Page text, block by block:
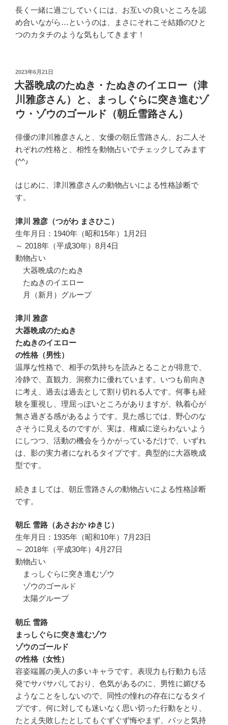
長く一緒に過ごしていくには、お互いの良いところを認
め合いながら…というのは、まさにそれこそ結婚のひと
つのカタチのような気もしてきます！
投
稿
日:
2023年6月21日
大器晩成のたぬき・たぬきのイエロー（津
川雅彦さん）と、まっしぐらに突き進むゾ
ウ・ゾウのゴールド（朝丘雪路さん）
俳優の津川雅彦さんと、女優の朝丘雪路さん、お二人そ
れぞれの性格と、相性を動物占いでチェックしてみます
(^^♪
はじめに、津川雅彦さんの動物占いによる性格診断で
す。
津川 雅彦（つがわ まさひこ）
生年月日：1940年（昭和15年）1月2日
～ 2018年（平成30年）8月4日
動物占い
大器晩成のたぬき
たぬきのイエロー
月（新月）グループ
津川 雅彦
大器晩成のたぬき
たぬきのイエロー
の性格（男性）
温厚な性格で、相手の気持ちを読みとることが得意で、
冷静で、直観力、洞察力に優れています。いつも前向き
に考え、過去は過去として割り切れる人です。何事も経
験を重視し、理屈っぽいところがありますが、執着心が
無さ過ぎる感があるようです。見た感じでは、野心のな
さそうに見えるのですが、実は、権威に逆らわないよう
にしつつ、活動の機会をうかがっているだけで、いずれ
は、影の実力者になれるタイプです。典型的に大器晩成
型です。
続きましては、朝丘雪路さんの動物占いによる性格診断
です。
朝丘 雪路（あさおか ゆきじ）
生年月日：1935年（昭和10年）7月23日
～ 2018年（平成30年）4月27日
動物占い
まっしぐらに突き進むゾウ
ゾウのゴールド
太陽グループ
朝丘 雪路
まっしぐらに突き進むゾウ
ゾウのゴールド
の性格（女性）
容姿端麗の美人の多いキャラです。表現力も行動力も活
発でサバサバしており、色気があるのに、男性に媚びる
ようなことをしないので、同性の憧れの存在になるタイ
プです。何に対しても迷いなく思い切った行動をとり、
たとえ失敗したとしてもぐずぐず悔やまず、パッと気持